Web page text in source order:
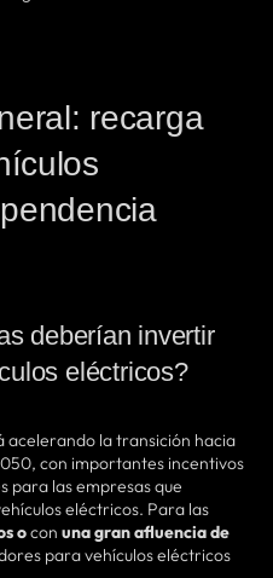
recarga
deberían invertir
eléctricos?
acelerando la transición hacia
con importantes incentivos
para las empresas que
eléctricos. Para las
ocon una gran afluencia de
para vehículos eléctricos